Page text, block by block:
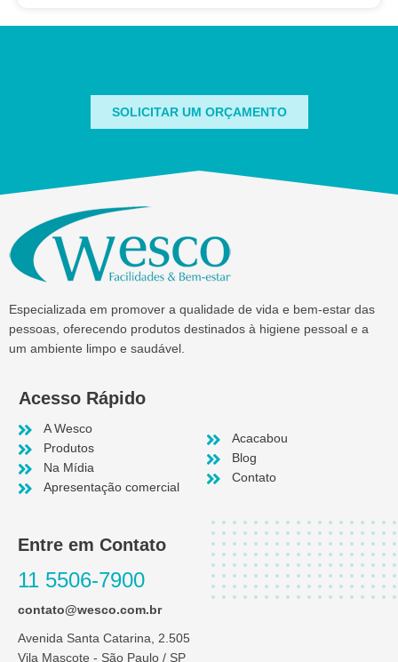
SOLICITAR UM ORÇAMENTO
Especializada em promover a qualidade de vida e bem-estar das
pessoas, oferecendo produtos destinados à higiene pessoal e a
um ambiente limpo e saudável.
Acesso Rápido
A Wesco
Produtos
Na Mídia
Apresentação comercial
Acacabou
Blog
Contato
Entre em Contato
11 5506-7900
contato@wesco.com.br
Avenida Santa Catarina, 2.505
Vila Mascote - São Paulo / SP